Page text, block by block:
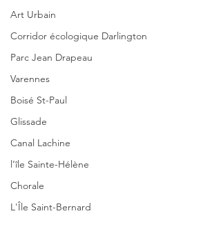
Art Urbain
Corridor écologique Darlington
Parc Jean Drapeau
Varennes
Boisé St-Paul
Glissade
Canal Lachine
l’île Sainte-Hélène
Chorale
L'Île Saint-Bernard